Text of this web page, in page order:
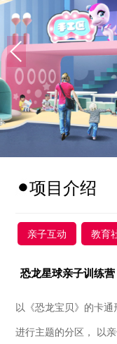
项目介绍
亲子互动 教育
恐龙星球亲子训练营
以《恐龙宝贝》的卡
进行主题的分区， 以